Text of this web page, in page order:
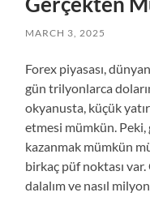
MARCH 3, 2025
Forex piyasası,
gün trilyonlarca
okyanusta, küçük
etmesi mümkün.
kazanmak mümkün
birkaç püf noktası
dalalım ve nasıl